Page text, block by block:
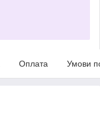
Оплата Умови